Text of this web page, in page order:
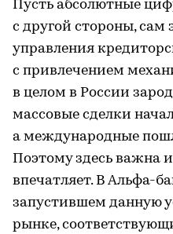
Пусть абсолютные
с другой стороны,
управления
с привлечением
в целом в России
массовые сделки
а международные
Поэтому здесь важна
впечатляет. В Альфа-
запустившем данную
рынке,